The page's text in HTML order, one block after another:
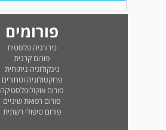
פורומים
כירורגיה פלסטית
פורום קרנית
גינקולוגיה ניתוחית
פרוקטולוגיה וטחורים
פורום אוקולופלסטיקה
פורום רפואת שיניים
פורום טיפולי רשתית